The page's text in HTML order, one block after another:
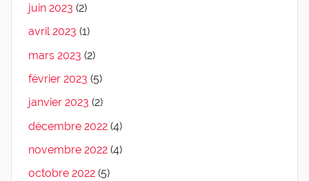
juin 2023 (2)
avril 2023 (1)
mars 2023 (2)
février 2023 (5)
janvier 2023 (2)
décembre 2022 (4)
novembre 2022 (4)
octobre 2022 (5)